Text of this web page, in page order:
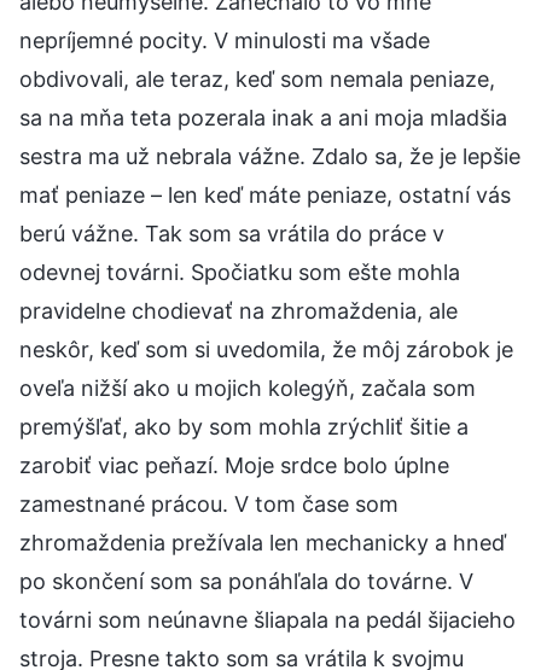
nepríjemné pocity. V minulosti ma všade
obdivovali, ale teraz, keď som nemala peniaze,
sa na mňa teta pozerala inak a ani moja mladšia
sestra ma už nebrala vážne. Zdalo sa, že je lepšie
mať peniaze – len keď máte peniaze, ostatní vás
berú vážne. Tak som sa vrátila do práce v
odevnej továrni. Spočiatku som ešte mohla
pravidelne chodievať na zhromaždenia, ale
neskôr, keď som si uvedomila, že môj zárobok je
oveľa nižší ako u mojich kolegýň, začala som
premýšľať, ako by som mohla zrýchliť šitie a
zarobiť viac peňazí. Moje srdce bolo úplne
zamestnané prácou. V tom čase som
zhromaždenia prežívala len mechanicky a hneď
po skončení som sa ponáhľala do továrne. V
továrni som neúnavne šliapala na pedál šijacieho
stroja. Presne takto som sa vrátila k svojmu